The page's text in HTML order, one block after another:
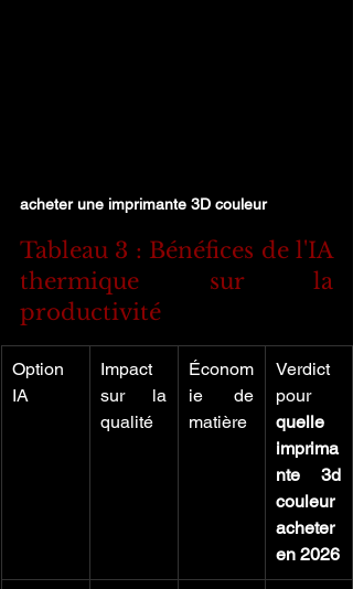
acheter une imprimante 3D couleur
Tableau 3 : Bénéfices de l'IA
thermique sur la
productivité
Option
IA
Impact
sur la
qualité
Économ
ie de
matière
Verdict
pour
quelle
imprima
nte 3d
couleur
acheter
en 2026